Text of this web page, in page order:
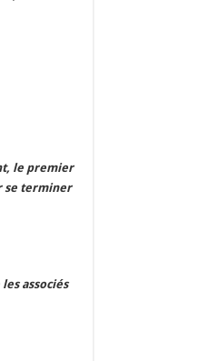
le premier
se terminer
associés